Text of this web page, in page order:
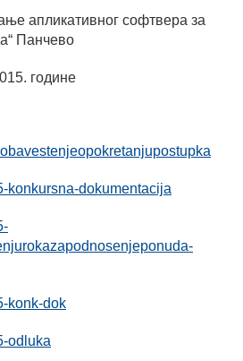
апликативног софтвера за
Панчево
године
konkursna-dokumentacija
konk-dok
odluka